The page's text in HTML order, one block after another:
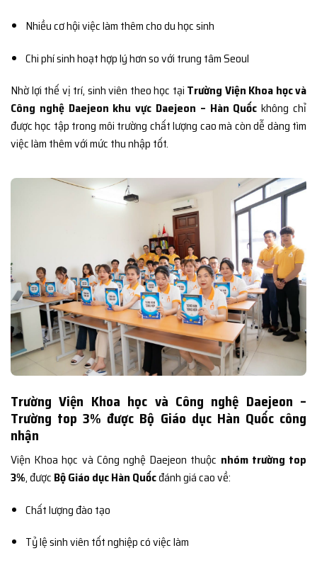
Nhiều cơ hội việc làm thêm cho du học sinh
Chi phí sinh hoạt hợp lý hơn so với trung tâm Seoul
Nhờ lợi thế vị trí, sinh viên theo học tại Trường Viện Khoa học và
Công nghệ Daejeon khu vực Daejeon – Hàn Quốc không chỉ
được học tập trong môi trường chất lượng cao mà còn dễ dàng tìm
việc làm thêm với mức thu nhập tốt.
Trường Viện Khoa học và Công nghệ Daejeon –
Trường top 3% được Bộ Giáo dục Hàn Quốc công
nhận
Viện Khoa học và Công nghệ Daejeon thuộc nhóm trường top
3%, được Bộ Giáo dục Hàn Quốcđánh giá cao về:
Chất lượng đào tạo
Tỷ lệ sinh viên tốt nghiệp có việc làm